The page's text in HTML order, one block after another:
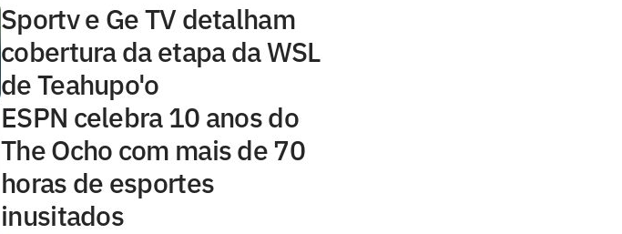
Sportv e Ge TV detalham
cobertura da etapa da WSL
de Teahupo'o
ESPN celebra 10 anos do
The Ocho com mais de 70
horas de esportes
inusitados